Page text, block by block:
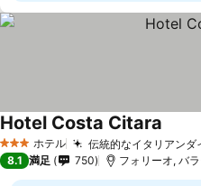
3 ホテルのランク
ホテル 伝統的なイタリアンダ
Hotel Costa Citara
8.1 満足 750 フォリーオ, バ